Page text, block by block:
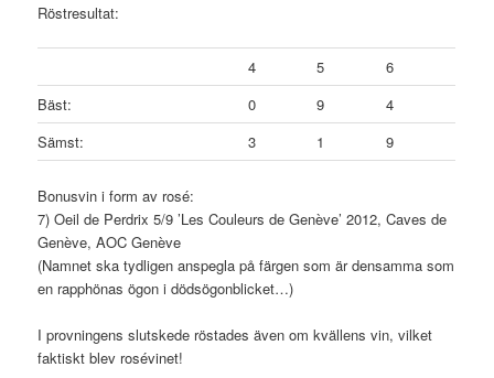
Röstresultat:
4 5
6
Bäst:
0 9
4
Sämst:
3 1 9
Bonusvin i form av rosé:
7) Oeil de Perdrix 5/9 ’Les Couleurs de Genève’ 2012, Caves de
Genève, AOC Genève
(Namnet ska tydligen anspegla på färgen som är densamma som
en rapphönas ögon i dödsögonblicket…)
I provningens slutskede röstades även om kvällens vin, vilket
faktiskt blev rosévinet!